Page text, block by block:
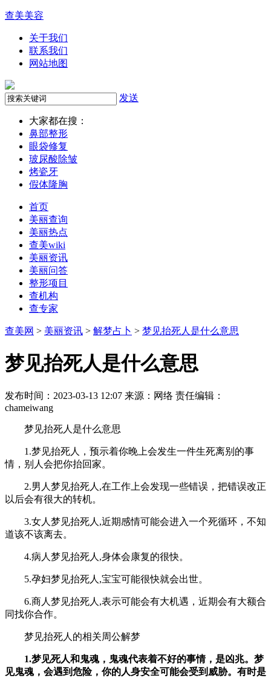
查美美容
关于我们
联系我们
网站地图
发送
大家都在搜：
鼻部整形
眼袋修复
玻尿酸除皱
烤瓷牙
假体隆胸
首页
美丽查询
美丽热点
查美wiki
美丽资讯
美丽问答
整形项目
查机构
查专家
查美网 > 美丽资讯 > 解梦占卜 > 梦见抬死人是什么意思
梦见抬死人是什么意思
发布时间：2023-03-13 12:07 来源：网络 责任编辑：
chameiwang
梦见抬死人是什么意思
1.梦见抬死人，预示着你晚上会发生一件生死离别的事
情，别人会把你抬回家。
2.男人梦见抬死人,在工作上会发现一些错误，把错误改正
以后会有很大的转机。
3.女人梦见抬死人,近期感情可能会进入一个死循环，不知
道该不该离去。
4.病人梦见抬死人,身体会康复的很快。
5.孕妇梦见抬死人,宝宝可能很快就会出世。
6.商人梦见抬死人,表示可能会有大机遇，近期会有大额合
同找你合作。
梦见抬死人的相关周公解梦
1.梦见死人和鬼魂，鬼魂代表着不好的事情，是凶兆。梦
见鬼魂，会遇到危险，你的人身安全可能会受到威胁。有时是